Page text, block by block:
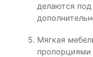
делаются под
Мягкая